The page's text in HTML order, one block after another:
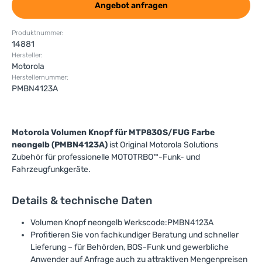
Angebot anfragen
Produktnummer:
14881
Hersteller:
Motorola
Herstellernummer:
PMBN4123A
Motorola Volumen Knopf für MTP830S/FUG Farbe
neongelb (PMBN4123A) ist Original Motorola Solutions
Zubehör für professionelle MOTOTRBO™-Funk- und
Fahrzeugfunkgeräte.
Details & technische Daten
Volumen Knopf neongelb Werkscode:PMBN4123A
Profitieren Sie von fachkundiger Beratung und schneller
Lieferung – für Behörden, BOS-Funk und gewerbliche
Anwender auf Anfrage auch zu attraktiven Mengenpreisen